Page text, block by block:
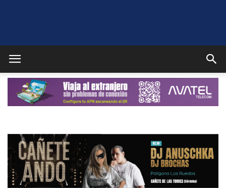
Puente
Genil
Noticias